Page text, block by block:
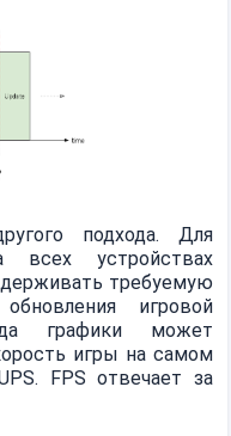
подхода. Для
всех устройствах
требуемую
игровой
графики может
игры на самом
FPS отвечает за